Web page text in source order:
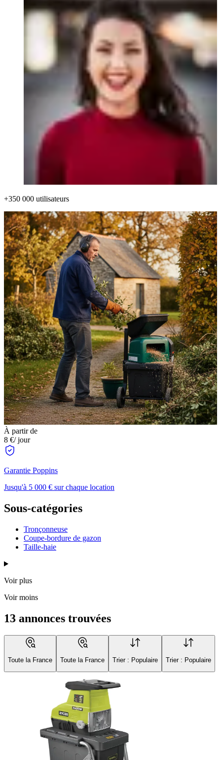
+350 000 utilisateurs
À partir de
8 €/ jour
Garantie Poppins
Jusqu'à 5 000 € sur chaque location
Sous-catégories
Tronçonneuse
Coupe-bordure de gazon
Taille-haie
Voir plus
Voir moins
13 annonces trouvées
Toute la France Toute la France Trier : Populaire Trier : Populaire